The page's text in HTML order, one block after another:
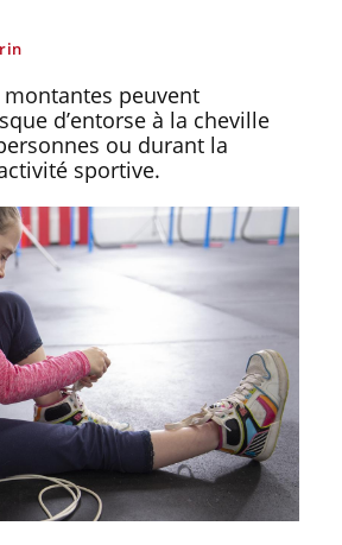
montantes peuvent
d’entorse à la cheville
ou durant la
sportive.